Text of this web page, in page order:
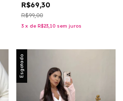
R$69,30
R$99,00
3 x de R$23,10 sem juros
Esgotado